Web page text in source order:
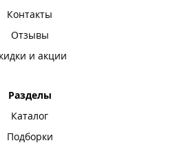
Контакты
Отзывы
и акции
Разделы
Каталог
Подборки